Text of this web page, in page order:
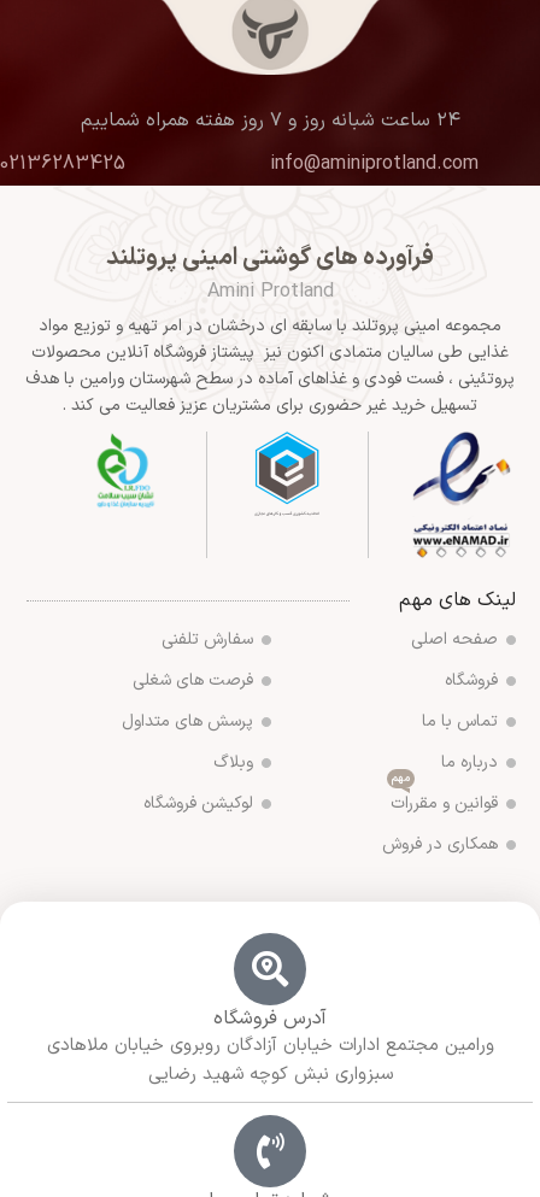
۲۴ ساعت شبانه روز و ۷ روز هفته همراه شماییم
info@aminiprotland.com
02136283425
فرآورده های گوشتی امینی پروتلند
Amini Protland
مجموعه امینی پروتلند با سابقه ای درخشان در امر تهیه و توزیع مواد
غذایی طی سالیان متمادی اکنون نیز پیشتاز فروشگاه آنلاین محصولات
پروتئینی ، فست فودی و غذاهای آماده در سطح شهرستان ورامین با هدف
تسهیل خرید غیر حضوری برای مشتریان عزیز فعالیت می کند .
لینک های مهم
صفحه اصلی
فروشگاه
تماس با ما
درباره ما
قوانین و مقررات
مهم
همکاری در فروش
سفارش تلفنی
فرصت های شغلی
پرسش های متداول
وبلاگ
لوکیشن فروشگاه
آدرس فروشگاه
ورامین مجتمع ادارات خیابان آزادگان روبروی خیابان ملاهادی
سبزواری نبش کوچه شهید رضایی